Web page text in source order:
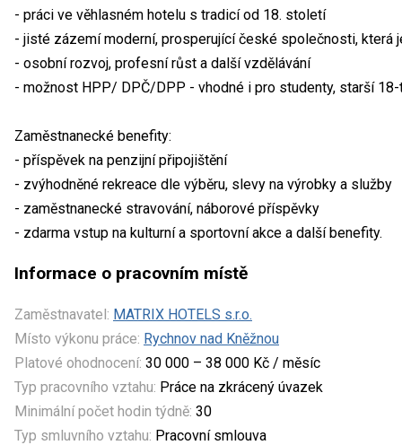
- práci ve věhlasném hotelu s tradicí od 18. století
- jisté zázemí moderní, prosperující české společnosti, která
- osobní rozvoj, profesní růst a další vzdělávání
- možnost HPP/ DPČ/DPP - vhodné i pro studenty, starší
Zaměstnanecké benefity:
- příspěvek na penzijní připojištění
- zvýhodněné rekreace dle výběru, slevy na výrobky a služby
- zaměstnanecké stravování, náborové příspěvky
- zdarma vstup na kulturní a sportovní akce a další benefity.
Informace o pracovním místě
Zaměstnavatel: MATRIX HOTELS s.r.o.
Místo výkonu práce: Rychnov nad Kněžnou
Platové ohodnocení: 30 000 – 38 000 Kč / měsíc
Typ pracovního vztahu: Práce na zkrácený úvazek
Minimální počet hodin týdně: 30
Typ smluvního vztahu: Pracovní smlouva